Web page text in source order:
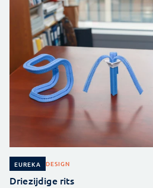
EUREKA DESIGN
Driezijdige rits